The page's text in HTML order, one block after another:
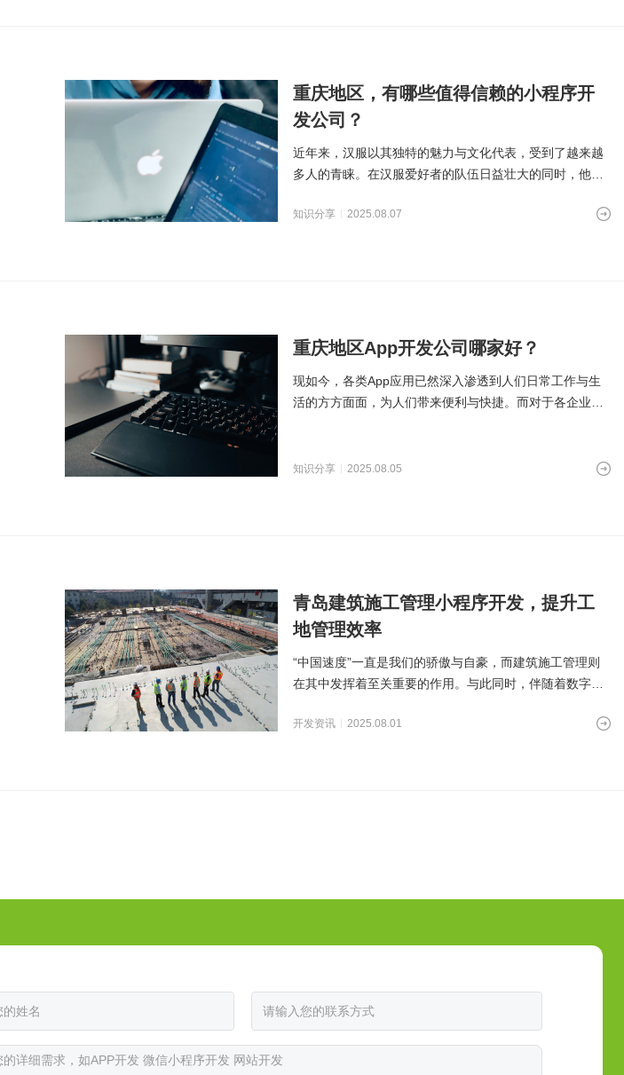
重庆地区，有哪些值得信赖的小程序开
发公司？
近年来，汉服以其独特的魅力与文化代表，受到了越来越
多人的青睐。在汉服爱好者的队伍日益壮大的同时，他们
知识分享 2025.08.07
重庆地区App开发公司哪家好？
现如今，各类App应用已然深入渗透到人们日常工作与生
活的方方面面，为人们带来便利与快捷。而对于各企业商
知识分享 2025.08.05
青岛建筑施工管理小程序开发，提升工
地管理效率
“中国速度”一直是我们的骄傲与自豪，而建筑施工管理则
在其中发挥着至关重要的作用。与此同时，伴随着数字化
开发资讯 2025.08.01